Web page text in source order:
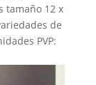
tamaño 12 x
de
PVP: